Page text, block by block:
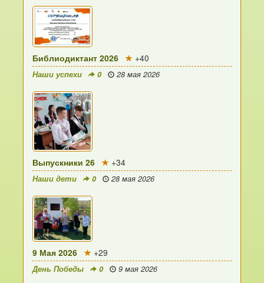
Библиодиктант 2026 +40
Наши успехи 0 28 мая 2026
Выпускники 26 +34
Наши дети 0 28 мая 2026
9 Мая 2026 +29
День Победы 0 9 мая 2026